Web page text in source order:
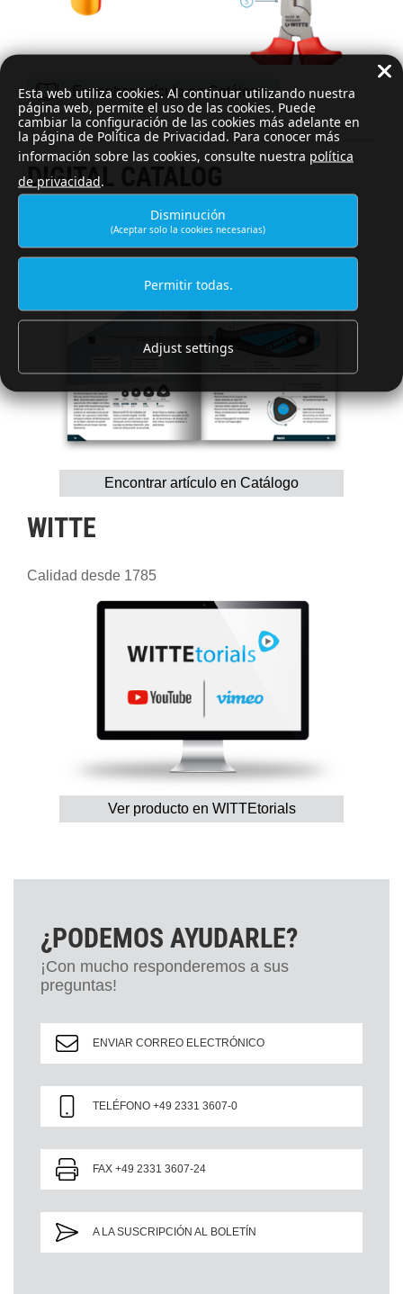
Encontrar artículo en Catálogo
Encontrar artículo en Catálogo
DIGITAL CATALOG
WITTE product catalog
Ver producto en WITTEtorials
WITTE
Calidad desde 1785
¿PODEMOS AYUDARLE?
¡Con mucho responderemos a sus
preguntas!
ENVIAR CORREO ELECTRÓNICO
TELÉFONO +49 2331 3607-0
FAX +49 2331 3607-24
A LA SUSCRIPCIÓN AL BOLETÍN
Esta web utiliza cookies. Al continuar utilizando nuestra
página web, permite el uso de las cookies. Puede
cambiar la configuración de las cookies más adelante en
la página de Política de Privacidad. Para conocer más
información sobre las cookies, consulte nuestra política
de privacidad.
Disminución
(Aceptar solo la cookies necesarias)
Permitir todas.
Adjust settings